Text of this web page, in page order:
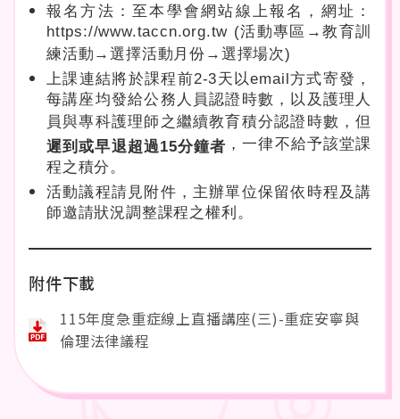
報名方法：至本學會網站線上報名，網址：
https://www.taccn.org.tw (活動專區→教育訓
練活動→選擇活動月份→選擇場次)
上課連結將於課程前2-3天以email方式寄發，
每講座均發給公務人員認證時數，以及護理人
員與專科護理師之繼續教育積分認證時數，但
遲到或早退超過15分鐘者 ，一律不給予該堂課
程之積分。
活動議程請見附件，主辦單位保留依時程及講
師邀請狀況調整課程之權利。
附件下載
115年度急重症線上直播講座(三)-重症安寧與
倫理法律議程